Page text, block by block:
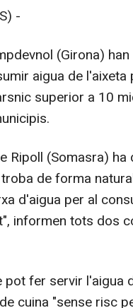
-
(Girona)
aigua de l'aixeta
superior a 10
Ripoll (Somasra)
de forma
d'aigua per al
informen tots dos
fer servir l'aigua
cuina "sense risc